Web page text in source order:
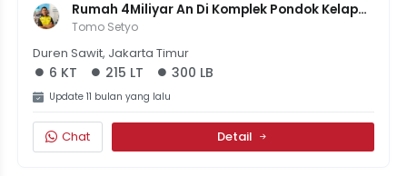
Rumah 4Miliyar An Di Komplek Pondok Kelapa
Sertifikat SHM
Tomo Setyo
Duren Sawit, Jakarta Timur
6 KT 215 LT 300 LB
Update 11 bulan yang lalu
Chat Detail